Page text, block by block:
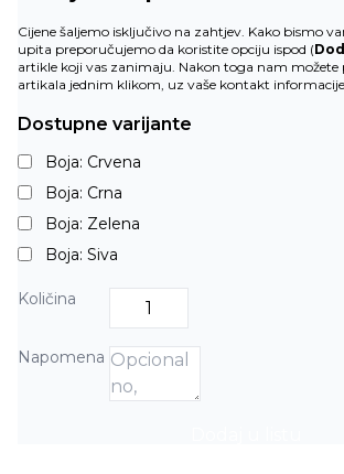
Cijene šaljemo isključivo na zahtjev. Kako bismo
upita preporučujemo da koristite opciju ispod (
artikle koji vas zanimaju. Nakon toga nam možete
artikala jednim klikom, uz vaše kontakt informacije.
Dostupne varijante
Boja: Crvena
Boja: Crna
Boja: Zelena
Boja: Siva
Količina
Napomena